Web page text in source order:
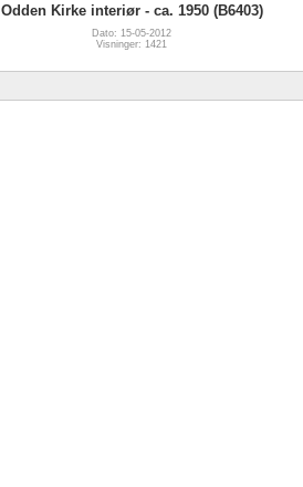
Odden Kirke interiør - ca. 1950 (B6403)
Dato: 15-05-2012
Visninger: 1421